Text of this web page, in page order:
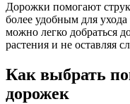
Дорожки помогают
более удобным для
можно легко добраться
растения и не оставляя
Как выбрать
дорожек